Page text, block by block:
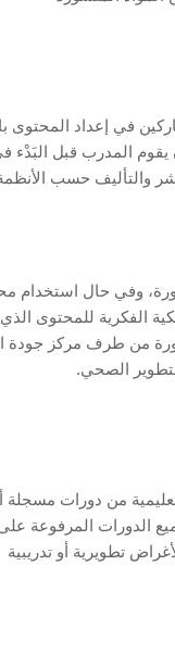
يقوم المدرب قبل
والتأليف حسب
الفكرية للمحتوى الذي
من طرف مركز جودة
الصحي.
من دورات مسجلة أو
الدورات المرفوعة